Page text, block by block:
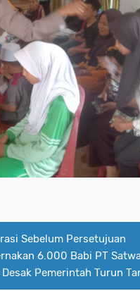
Sebelum Persetujuan
6.000 Babi PT
Pemerintah Turun